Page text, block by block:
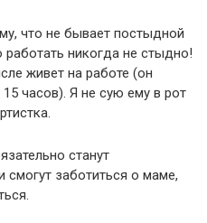
что не бывает постыдной
никогда не стыдно!
живет на работе (он
часов). Я не сую ему в рот
станут
заботиться о маме,